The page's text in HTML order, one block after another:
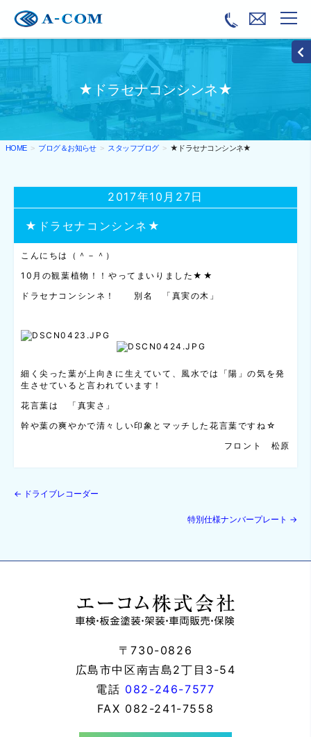
★ドラセナコンシンネ★
HOME ブログ＆お知らせ スタッフブログ ★ドラセナコンシンネ★
★ドラセナコンシンネ★
2017年10月27日
こんにちは（＾－＾）
10月の観葉植物！！やってまいりました★★
ドラセナコンシンネ！ 別名 「真実の木」
細く尖った葉が上向きに生えていて、風水では「陽」の気を発
生させていると言われています！
花言葉は 「真実さ」
幹や葉の爽やかで清々しい印象とマッチした花言葉ですね☆
フロント 松原
← ドライブレコーダー
特別仕様ナンバープレート →
〒730-0826
広島市中区南吉島2丁目3-54
電話 082-246-7577
FAX 082-241-7558